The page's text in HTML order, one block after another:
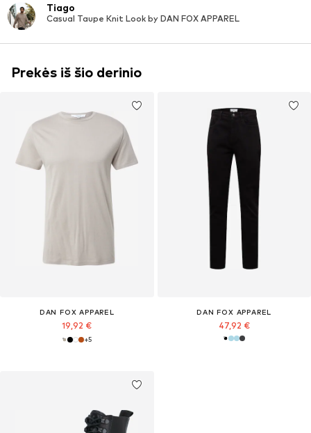
Tiago
Casual Taupe Knit Look by DAN FOX APPAREL
Prekės iš šio derinio
DAN FOX APPAREL
19,92 €
+5
DAN FOX APPAREL
47,92 €